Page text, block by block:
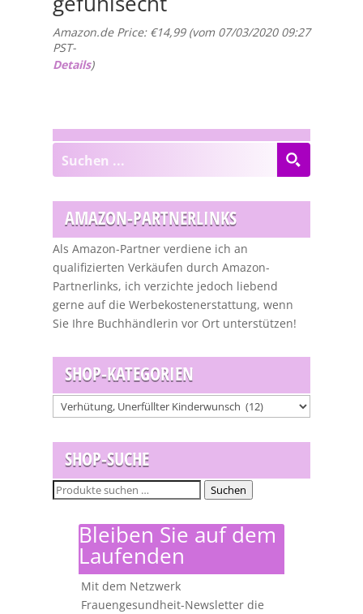
Amazon.de Price: €14,99(vom 07/03/2020 09:27
PST-
Details)
AMAZON-PARTNERLINKS
Als Amazon-Partner verdiene ich an
qualifizierten Verkäufen durch Amazon-
Partnerlinks, ich verzichte jedoch liebend
gerne auf die Werbekostenerstattung, wenn
Sie Ihre Buchhändlerin vor Ort unterstützen!
SHOP-KATEGORIEN
SHOP-SUCHE
Suchen
Suchen
Bleiben Sie auf dem
Laufenden
Mit dem Netzwerk
Frauengesundheit-Newsletter die